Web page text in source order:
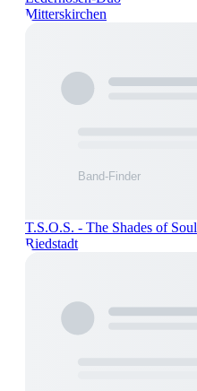
Mitterskirchen
T.S.O.S. - The Shades of Soul
Riedstadt